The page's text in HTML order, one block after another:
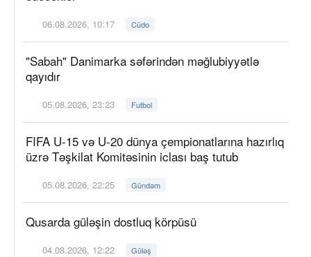
06.08.2026, 10:17 Cüdo
"Sabah" Danimarka səfərindən məğlubiyyətlə
qayıdır
05.08.2026, 23:23 Futbol
FIFA U-15 və U-20 dünya çempionatlarına hazırlıq
üzrə Təşkilat Komitəsinin iclası baş tutub
05.08.2026, 22:25 Gündəm
Qusarda güləşin dostluq körpüsü
04.08.2026, 12:22 Güləş